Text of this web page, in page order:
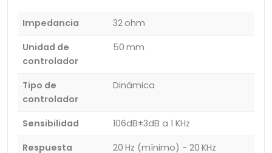
Impedancia
32 ohm
Unidad de
controlador
50 mm
Tipo de
controlador
Dinámica
Sensibilidad
106dB±3dB a 1 KHz
Respuesta
20 Hz (mínimo) - 20 KHz